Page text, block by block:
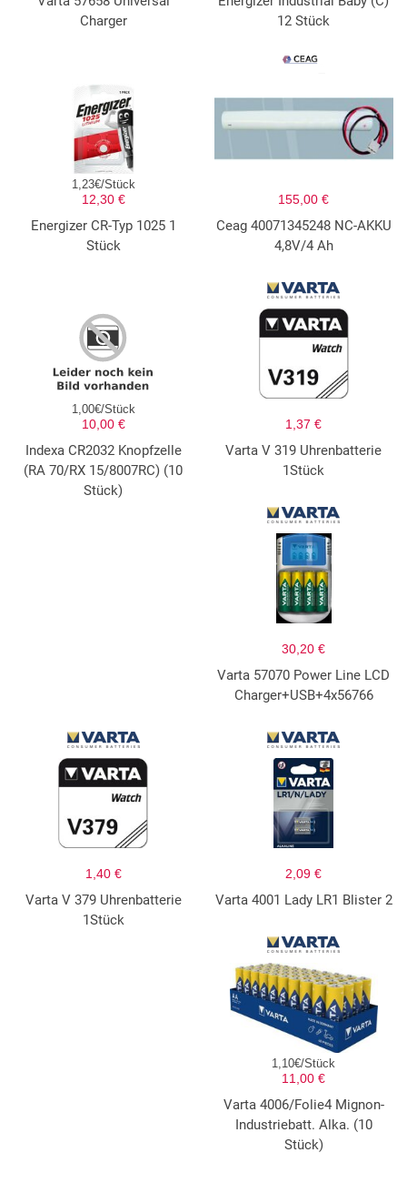
Charger
12 Stück
1,23€/Stück
12,30 €
Energizer CR-Typ 1025 1
Stück
155,00 €
Ceag 40071345248 NC-AKKU
4,8V/4 Ah
1,00€/Stück
10,00 €
Indexa CR2032 Knopfzelle
(RA 70/RX 15/8007RC) (10
Stück)
1,37 €
Varta V 319 Uhrenbatterie
1Stück
30,20 €
Varta 57070 Power Line LCD
Charger+USB+4x56766
1,40 €
Varta V 379 Uhrenbatterie
1Stück
2,09 €
Varta 4001 Lady LR1 Blister 2
1,10€/Stück
11,00 €
Varta 4006/Folie4 Mignon-
Industriebatt. Alka. (10
Stück)